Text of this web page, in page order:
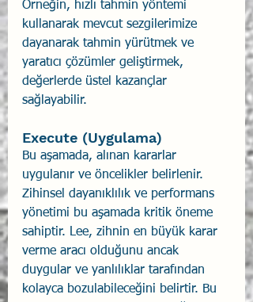
Örneğin, hızlı tahmin yöntemi
kullanarak mevcut sezgilerimize
dayanarak tahmin yürütmek ve
yaratıcı çözümler geliştirmek,
değerlerde üstel kazançlar
sağlayabilir.
Execute (Uygulama)
Bu aşamada, alınan kararlar
uygulanır ve öncelikler belirlenir.
Zihinsel dayanıklılık ve performans
yönetimi bu aşamada kritik öneme
sahiptir. Lee, zihnin en büyük karar
verme aracı olduğunu ancak
duygular ve yanlılıklar tarafından
kolayca bozulabileceğini belirtir. Bu